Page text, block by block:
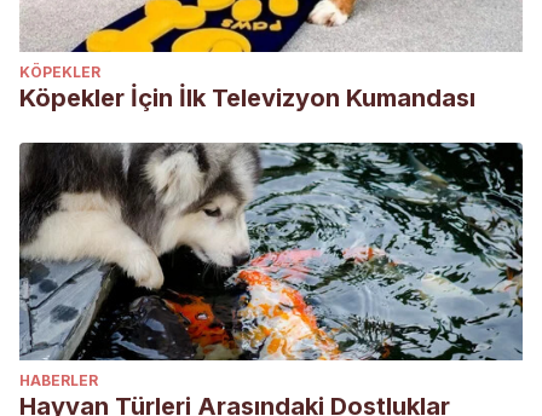
KÖPEKLER
Köpekler İçin İlk Televizyon Kumandası
HABERLER
Hayvan Türleri Arasındaki Dostluklar